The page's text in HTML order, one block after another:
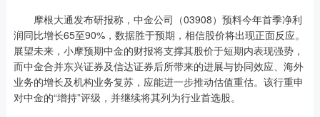
摩根大通发布研报称，中金公司（03908）预料今年首季净利
润同比增长65至90%，数据胜于预期，相信股价将出现正面反应。
展望未来，小摩预期中金的财报将支撑其股价于短期内表现强势，
而中金合并东兴证券及信达证券后所带来的进展与协同效应、海外
业务的增长及机构业务复苏，应能进一步推动估值重估。该行重申
对中金的“增持”评级，并继续将其列为行业首选股。